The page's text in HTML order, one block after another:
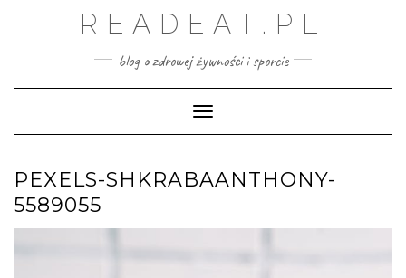
READEAT.PL
blog o zdrowej żywności i sporcie
Toggle Navigation
PEXELS-SHKRABAANTHONY-
5589055